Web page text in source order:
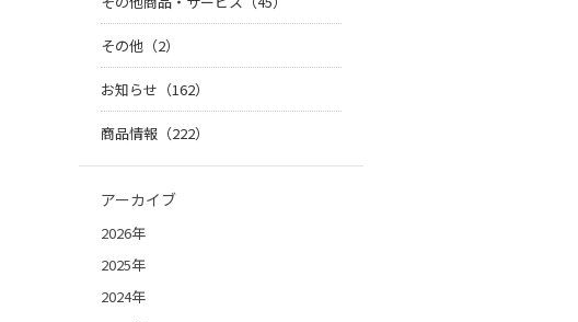
その他（2）
お知らせ（162）
商品情報（222）
アーカイブ
2026年
2025年
2024年